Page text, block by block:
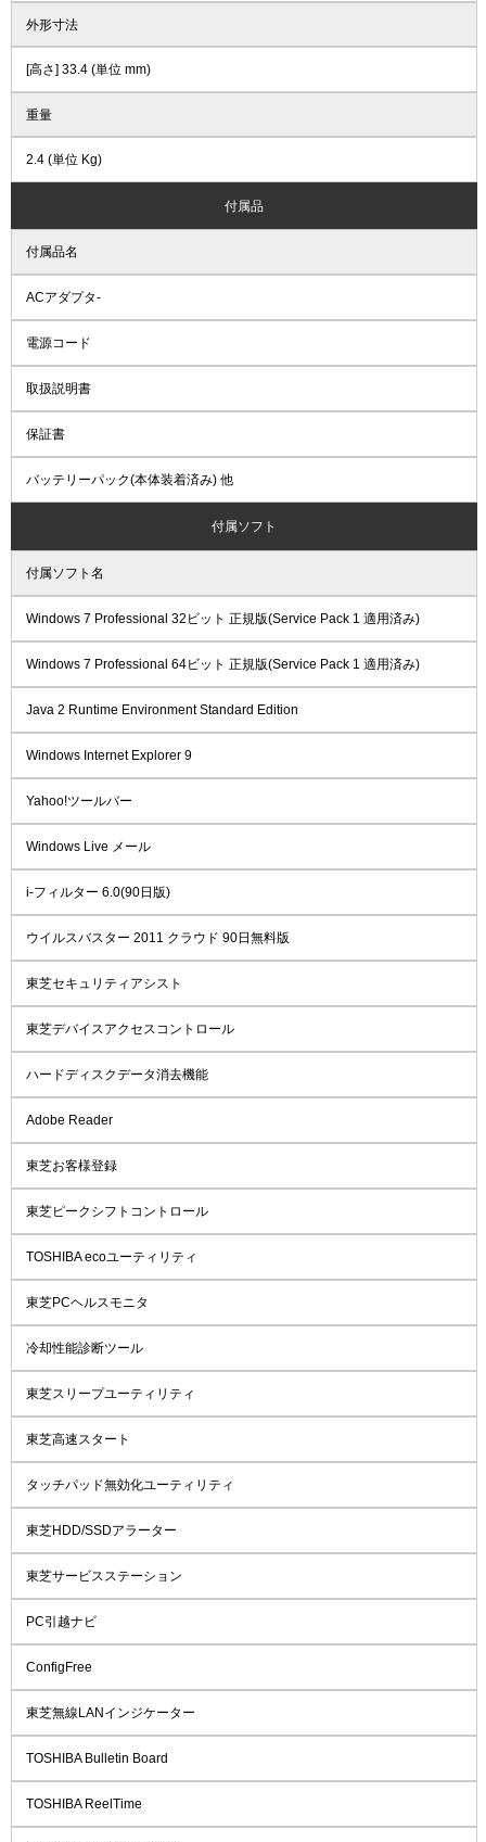
外形寸法
[高さ] 33.4 (単位 mm)
重量
2.4 (単位 Kg)
付属品
付属品名
ACアダプタ-
電源コード
取扱説明書
保証書
バッテリーパック(本体装着済み) 他
付属ソフト
付属ソフト名
Windows 7 Professional 32ビット 正規版(Service Pack 1 適用済み)
Windows 7 Professional 64ビット 正規版(Service Pack 1 適用済み)
Java 2 Runtime Environment Standard Edition
Windows Internet Explorer 9
Yahoo!ツールバー
Windows Live メール
i-フィルター 6.0(90日版)
ウイルスバスター 2011 クラウド 90日無料版
東芝セキュリティアシスト
東芝デバイスアクセスコントロール
ハードディスクデータ消去機能
Adobe Reader
東芝お客様登録
東芝ピークシフトコントロール
TOSHIBA ecoユーティリティ
東芝PCヘルスモニタ
冷却性能診断ツール
東芝スリープユーティリティ
東芝高速スタート
タッチパッド無効化ユーティリティ
東芝HDD/SSDアラーター
東芝サービスステーション
PC引越ナビ
ConfigFree
東芝無線LANインジケーター
TOSHIBA Bulletin Board
TOSHIBA ReelTime